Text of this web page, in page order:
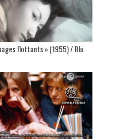
flottants » (1955) / Blu-